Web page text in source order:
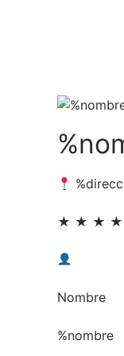
★ ★ ★
Nombre
%nombre